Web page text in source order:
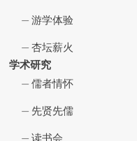
游学体验
杏坛薪火
学术研究
儒者情怀
先贤先儒
读书会